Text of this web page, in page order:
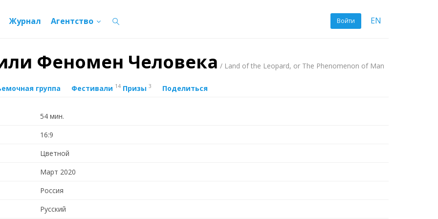
Войти EN
Журнал Агентство
Феномен Человека / Land of the Leopard, or The Phenomenon of Man
группа Фестивали 14 Призы 3 Поделиться
54 мин.
16:9
Цветной
Март 2020
Россия
Русский